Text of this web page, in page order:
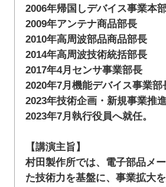
2006年帰国しデバイス事業本
2009年アンテナ商品部長
2010年高周波部品商品部長
2014年高周波技術統括部長
2017年4月センサ事業部長
2020年7月機能デバイス事業部
2023年技術企画・新規事業推
2023年7月執行役員へ就任。
【講演主旨】
村田製作所では、電子部品メ
た技術力を基盤に、事業拡大